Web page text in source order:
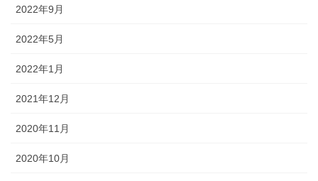
2022年9月
2022年5月
2022年1月
2021年12月
2020年11月
2020年10月